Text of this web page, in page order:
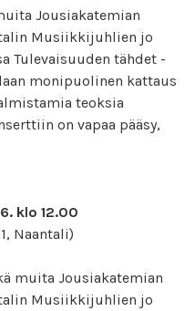
Jousiakatemian
Musiikkijuhlien jo
Tulevaisuuden tähdet -
monipuolinen kattaus
teoksia
on vapaa pääsy,
klo 12.00
Naantali)
muita Jousiakatemian
Musiikkijuhlien jo